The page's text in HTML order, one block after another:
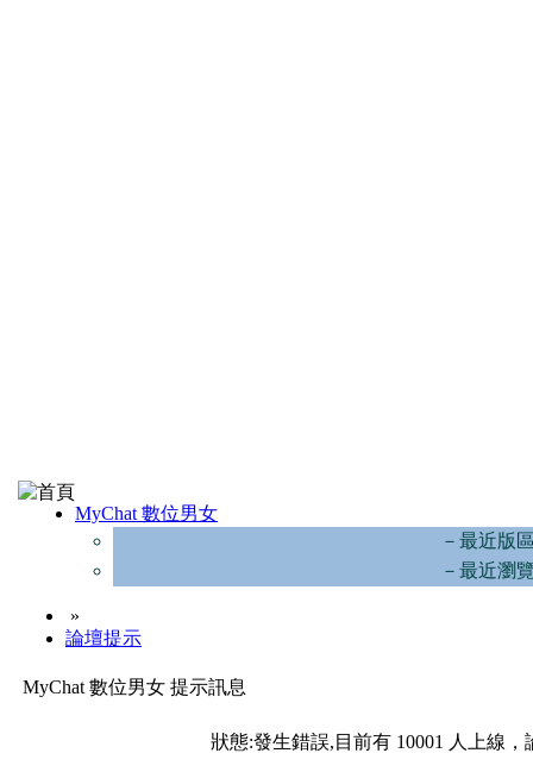
MyChat 數位男女
－最近版
－最近瀏
»
論壇提示
MyChat 數位男女 提示訊息
狀態:發生錯誤,目前有 10001 人上線